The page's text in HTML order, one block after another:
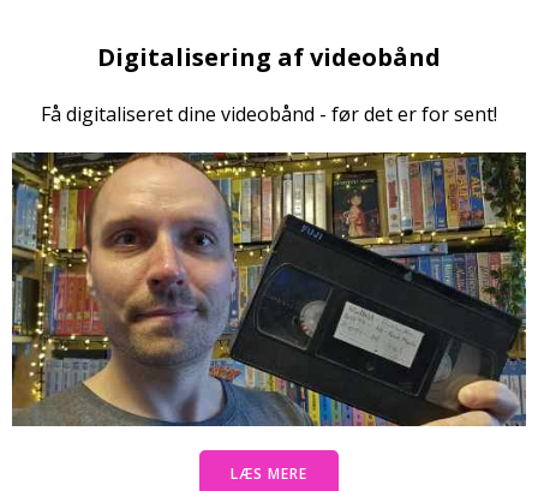
Digitalisering af videobånd
Få digitaliseret dine videobånd - før det er for sent!
LÆS MERE